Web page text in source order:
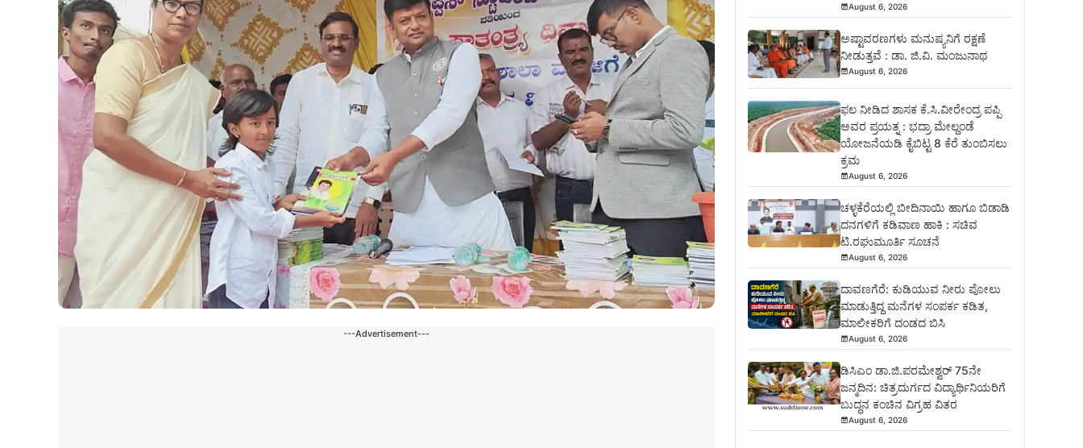
---Advertisement---
August 6, 2026
ಅಷ್ಟಾವರಣಗಳು ಮನುಷ್ಯನಿಗೆ ರಕ್ಷಣೆ
ನೀಡುತ್ತವೆ : ಡಾ. ಜಿ.ವಿ. ಮಂಜುನಾಥ
August 6, 2026
ಫಲ ನೀಡಿದ ಶಾಸಕ ಕೆ.ಸಿ.ವೀರೇಂದ್ರ ಪಪ್ಪಿ
ಅವರ ಪ್ರಯತ್ನ : ಭದ್ರಾ ಮೇಲ್ದಂಡೆ
ಯೋಜನೆಯಡಿ ಕೈಬಿಟ್ಟ 8 ಕೆರೆ ತುಂಬಿಸಲು
ಕ್ರಮ
August 6, 2026
ಚಳ್ಳಕೆರೆಯಲ್ಲಿ ಬೀದಿನಾಯಿ ಹಾಗೂ ಬಿಡಾಡಿ
ದನಗಳಿಗೆ ಕಡಿವಾಣ ಹಾಕಿ : ಸಚಿವ
ಟಿ.ರಘುಮೂರ್ತಿ ಸೂಚನೆ
August 6, 2026
ದಾವಣಗೆರೆ: ಕುಡಿಯುವ ನೀರು ಪೋಲು
ಮಾಡುತ್ತಿದ್ದ ಮನೆಗಳ ಸಂಪರ್ಕ ಕಡಿತ,
ಮಾಲೀಕರಿಗೆ ದಂಡದ ಬಿಸಿ
August 6, 2026
ಡಿಸಿಎಂ ಡಾ.ಜಿ.ಪರಮೇಶ್ವರ್ 75ನೇ
ಜನ್ಮದಿನ: ಚಿತ್ರದುರ್ಗದ ವಿದ್ಯಾರ್ಥಿನಿಯರಿಗೆ
ಬುದ್ಧನ ಕಂಚಿನ ವಿಗ್ರಹ ವಿತರ
August 6, 2026